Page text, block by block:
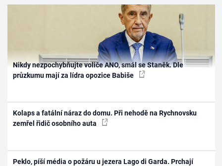
Nikdy nezpochybňujte voliče ANO, smál se Staněk. Dle
průzkumu mají za lídra opozice Babiše
Kolaps a fatální náraz do domu. Při nehodě na Rychnovsku
zemřel řidič osobního auta
Peklo, píší média o požáru u jezera Lago di Garda. Prchají